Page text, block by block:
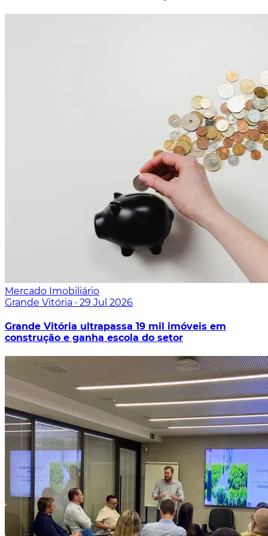
Mercado Imobiliário
Grande Vitória · 29 Jul 2026
Grande Vitória ultrapassa 19 mil imóveis em
construção e ganha escola do setor